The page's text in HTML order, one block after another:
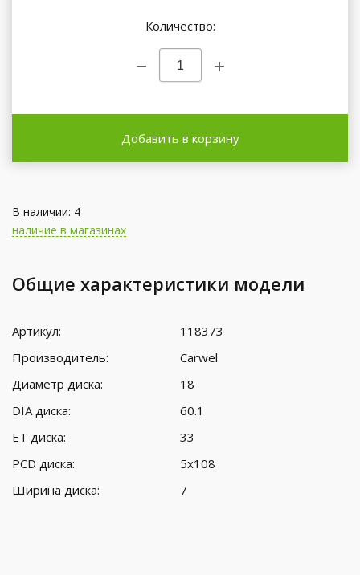
Количество:
Добавить в корзину
В наличии: 4
наличие в магазинах
Общие характеристики модели
Артикул:
118373
Производитель:
Carwel
Диаметр диска:
18
DIA диска:
60.1
ET диска:
33
PCD диска:
5x108
Ширина диска:
7